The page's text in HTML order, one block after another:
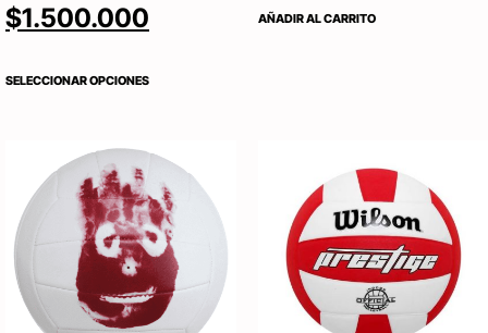
$1.500.000
SELECCIONAR OPCIONES
AÑADIR AL CARRITO